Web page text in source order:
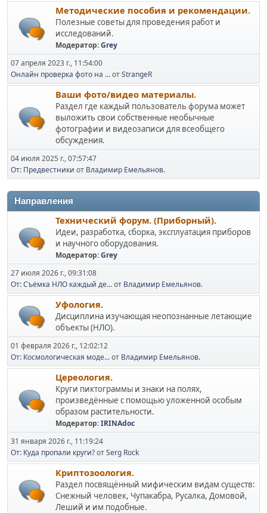
Методические пособия и рекомендации.
Полезные советы для проведения работ и
исследований.
Модератор:Grey
07 апреля 2023 г., 11:54:00
Онлайн проверка фото на ...отStrangeR
Ваши фото/видео материалы.
Раздел где каждый пользователь форума может
выложить свои собственные необычные
фотографии и видеозаписи для всеобщего
обсуждения.
04 июля 2025 г., 07:57:47
От: Предвестники от Владимир Емельянов.
Направления
Технический форум. (Приборный).
Идеи, разработка, сборка, эксплуатация приборов
и научного оборудования.
Модератор:Grey
27 июля 2026 г., 09:31:08
От: Съёмка НЛО каждый де...от Владимир Емельянов.
Уфология.
Дисциплина изучающая неопознанные летающие
объекты (НЛО).
01 февраля 2026 г., 12:02:12
От: Космологическая моде...от Владимир Емельянов.
Цереология.
Круги пиктограммы и знаки на полях,
произведённые с помощью уложенной особым
образом растительности.
Модератор:IRINAdoc
31 января 2026 г., 11:19:24
От: Куда пропали круги?отSerg Rock
Криптозоология.
Раздел посвящённый мифическим видам существ:
Снежный человек, Чупакабра, Русалка, Домовой,
Леший и им подобные.